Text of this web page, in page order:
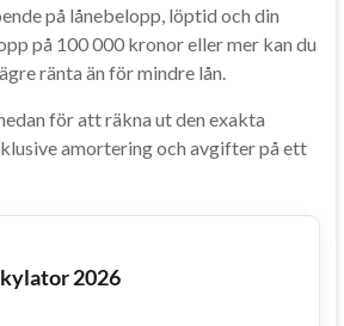
på lånebelopp, löptid och din
på 100 000 kronor eller mer kan du
ränta än för mindre lån.
för att räkna ut den exakta
amortering och avgifter på ett
2026